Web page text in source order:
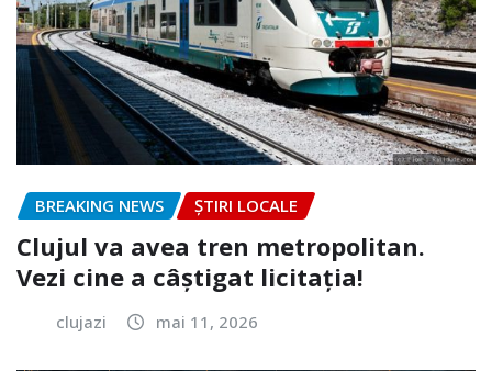
BREAKING NEWS ȘTIRI LOCALE
Clujul va avea tren metropolitan.
Vezi cine a câștigat licitația!
clujazi mai 11, 2026